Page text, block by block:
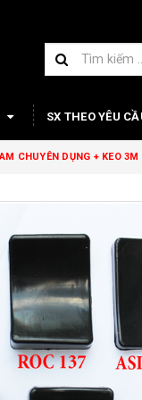
SX THEO YÊU
CHUYÊN DỤNG + KEO 3M